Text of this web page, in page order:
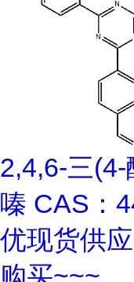
2,4,6-三
嗪 CAS：
优现货供
购买~~~